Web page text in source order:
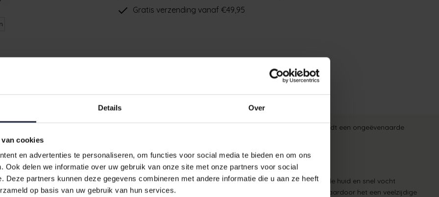
Details Over
cookies
en advertenties te personaliseren, om functies voor social media te bieden en om ons
Ook delen we informatie over uw gebruik van onze site met onze partners voor social
Deze partners kunnen deze gegevens combineren met andere informatie die u aan ze heeft
op basis van uw gebruik van hun services.
Gratis verzending vanaf €49,95
perfecte aanvulling voor jouw badkamer. Deze luxe handdoek, gemaakt van hoogwaardig katoen, biedt een ongeëvenaarde
kleur en het effen dessin, voegt deze handdoek een vleugje elegantie toe aan elke ruimte.
Lietaer Dolce Badhanddoek?
een luxe ervaring. Het gebruik van 100% katoen zorgt ervoor dat de handdoek zacht aanvoelt op de huid en snel vocht
of douche. Bovendien is de afmeting van60x110 cmperfect voor zowel volwassenen als kinderen, waardoor het een veelzijdige